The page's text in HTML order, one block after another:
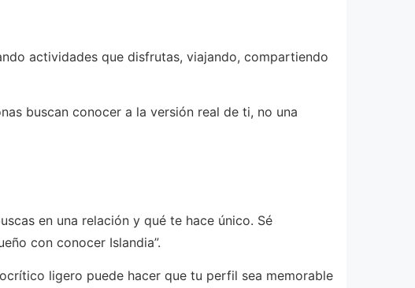
actividades que disfrutas, viajando, compartiendo
buscan conocer a la versión real de ti, no una
en una relación y qué te hace único. Sé
con conocer Islandia”.
ligero puede hacer que tu perfil sea memorable